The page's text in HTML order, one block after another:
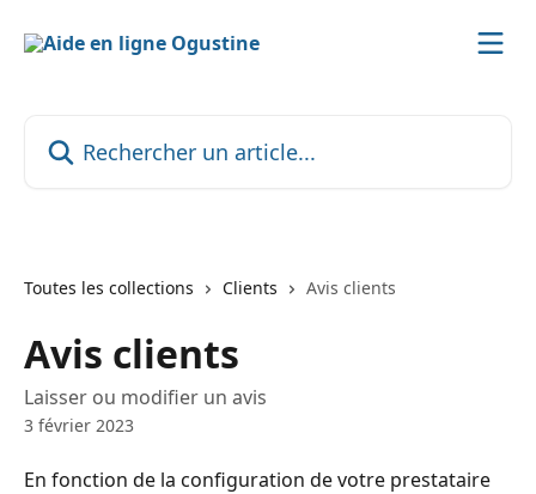
Toutes les collections Clients Avis clients
Avis clients
Laisser ou modifier un avis
3 février 2023
En fonction de la configuration de votre prestataire